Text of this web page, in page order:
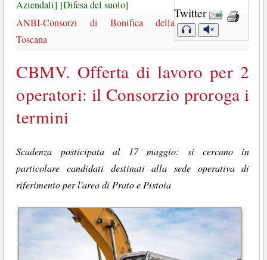
Twitter
Aziendali] [Difesa del suolo]
ANBI-Consorzi di Bonifica della
Toscana
CBMV. Offerta di lavoro per 2
operatori: il Consorzio proroga i
termini
Scadenza posticipata al 17 maggio: si cercano in
particolare candidati destinati alla sede operativa di
riferimento per l'area di Prato e Pistoia